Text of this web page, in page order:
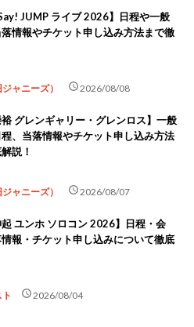
JUMP ライブ 2026】日程や一般
情報やチケット申し込み方法まで徹
ャニーズ） schedule2026/08/08
裕 グレンギャリー・グレンロス】一般
、当落情報やチケット申し込み方法
説！
ャニーズ） schedule2026/08/07
起 ユンホ ソロコン 2026】日程・会
報・チケット申し込みについて徹底
schedule2026/08/04